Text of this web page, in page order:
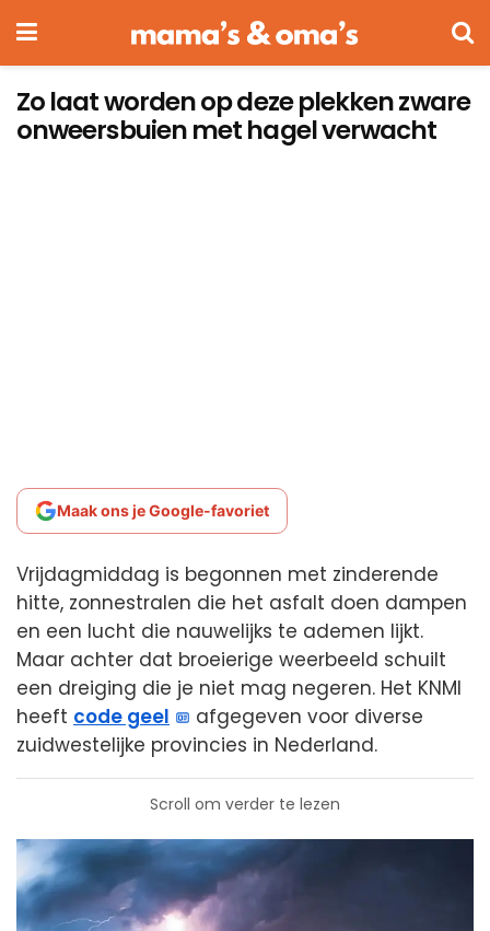
Zo laat worden op deze plekken zware
onweersbuien met hagel verwacht
Maak ons je Google-favoriet
Vrijdagmiddag is begonnen met zinderende
hitte, zonnestralen die het asfalt doen dampen
en een lucht die nauwelijks te ademen lijkt.
Maar achter dat broeierige weerbeeld schuilt
een dreiging die je niet mag negeren. Het KNMI
heeft code geel
afgegeven voor diverse
zuidwestelijke provincies in Nederland.
Scroll om verder te lezen